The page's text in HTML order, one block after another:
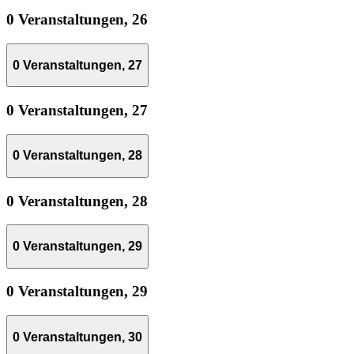
0 Veranstaltungen, 26
0 Veranstaltungen, 27
0 Veranstaltungen, 27
0 Veranstaltungen, 28
0 Veranstaltungen, 28
0 Veranstaltungen, 29
0 Veranstaltungen, 29
0 Veranstaltungen, 30